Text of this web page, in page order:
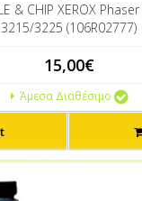
& CHIP XEROX
3215/3225 (106R02777)
15,00€
Άμεσα Διαθέσιμο